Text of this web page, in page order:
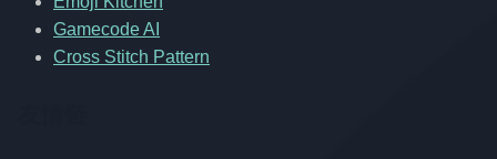
Gamecode AI
Cross Stitch Pattern